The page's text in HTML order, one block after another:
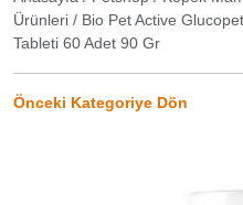
Ürünleri / Bio Pet Active
Tableti 60 Adet 90 Gr
Önceki Kategoriye Dön